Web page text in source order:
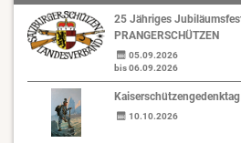
25 Jähriges
PRANGERSCHÜTZEN
05.09.2026
bis 06.09.2026
10.10.2026